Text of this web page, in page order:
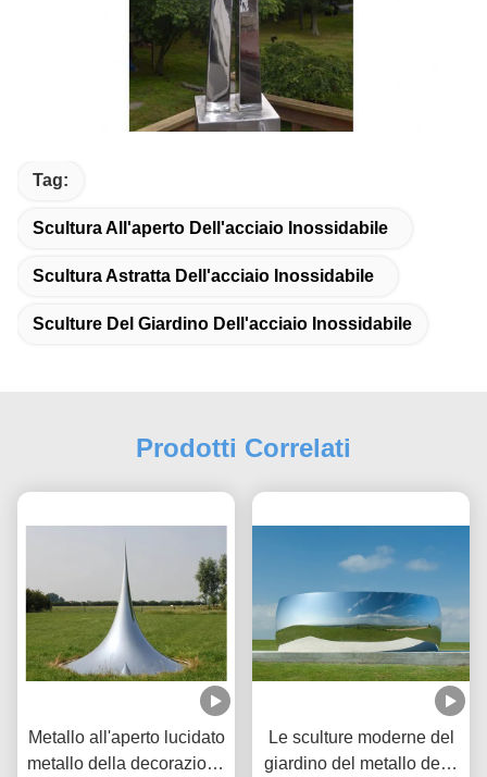
Tag:
Scultura All'aperto Dell'acciaio Inossidabile
Scultura Astratta Dell'acciaio Inossidabile
Sculture Del Giardino Dell'acciaio Inossidabile
Prodotti Correlati
Metallo all'aperto lucidato
metallo della decorazione
Le sculture moderne del
giardino del metallo della